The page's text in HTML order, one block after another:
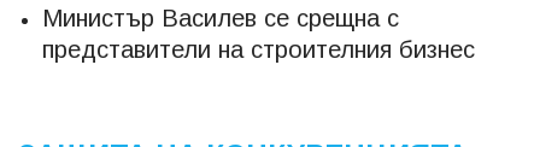
Министър Василев се срещна с
представители на строителния бизнес